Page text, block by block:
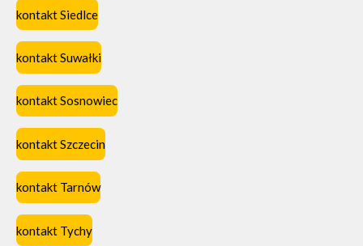
kontakt Siedlce
kontakt Suwałki
kontakt Sosnowiec
kontakt Szczecin
kontakt Tarnów
kontakt Tychy